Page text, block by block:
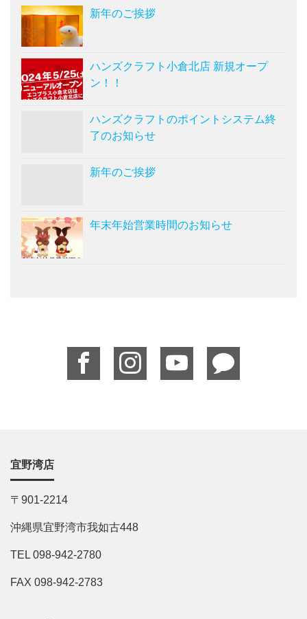
新年のご挨拶
ハンズクラフト小倉北店 新規オープ
ン！！
ハンズクラフトのポイントシステム終
了のお知らせ
新年のご挨拶
年末年始営業時間のお知らせ
宜野湾店
〒901-2214
沖縄県宜野湾市我如古448
TEL 098-942-2780
FAX 098-942-2783